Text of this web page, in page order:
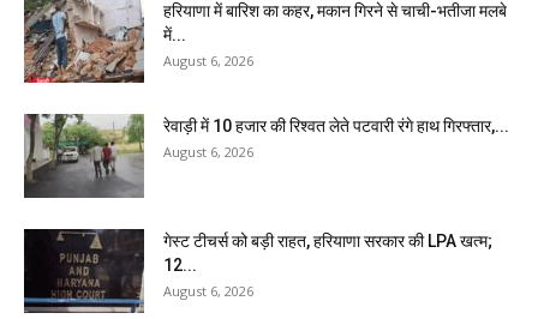
हरियाणा में बारिश का कहर, मकान गिरने से चाची-भतीजा मलबे
में...
August 6, 2026
रेवाड़ी में 10 हजार की रिश्वत लेते पटवारी रंगे हाथ गिरफ्तार,...
August 6, 2026
गेस्ट टीचर्स को बड़ी राहत, हरियाणा सरकार की LPA खत्म;
12...
August 6, 2026